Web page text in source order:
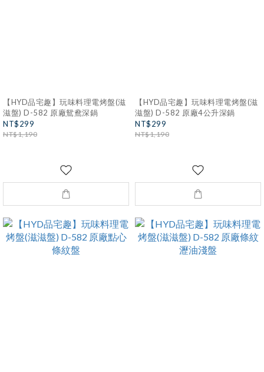
【HYD品宅趣】玩味料理電烤盤(滋
滋盤) D-582 原廠鴛鴦深鍋
NT$299
NT$1,190
【HYD品宅趣】玩味料理電烤盤(滋
滋盤) D-582 原廠4公升深鍋
NT$299
NT$1,190